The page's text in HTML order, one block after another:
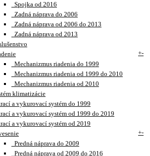
Spojka od 2016
Zadná náprava do 2006
Zadná náprava od 2006 do 2013
Zadná náprava od 2013
+-
Mechanizmus riadenia do 1999
Mechanizmus riadenia od 1999 do 2010
Mechanizmus riadenia od 2010
klimatizácie
a vykurovací systém do 1999
a vykurovací systém od 1999 do 2019
a vykurovací systém od 2019
+-
Predná náprava do 2009
Predná náprava od 2009 do 2016